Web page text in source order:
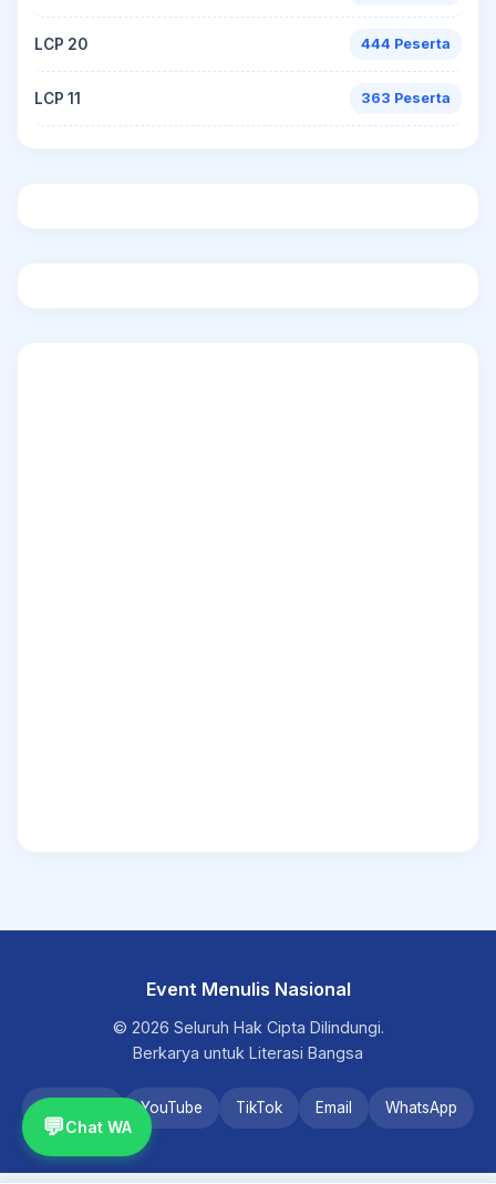
LCP 20 444 Peserta
LCP 11 363 Peserta
Event Menulis Nasional
© 2026 Seluruh Hak Cipta Dilindungi.
Berkarya untuk Literasi Bangsa
YouTube TikTok Email WhatsApp
💬Chat WA